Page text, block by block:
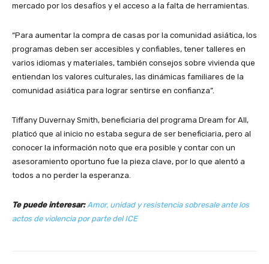
mercado por los desafíos y el acceso a la falta de herramientas.
“Para aumentar la compra de casas por la comunidad asiática, los
programas deben ser accesibles y confiables, tener talleres en
varios idiomas y materiales, también consejos sobre vivienda que
entiendan los valores culturales, las dinámicas familiares de la
comunidad asiática para lograr sentirse en confianza”.
Tiffany Duvernay Smith, beneficiaria del programa Dream for All,
platicó que al inicio no estaba segura de ser beneficiaria, pero al
conocer la información noto que era posible y contar con un
asesoramiento oportuno fue la pieza clave, por lo que alentó a
todos a no perder la esperanza.
Te puede interesar: Amor, unidad y resistencia sobresale ante los
actos de violencia por parte del ICE